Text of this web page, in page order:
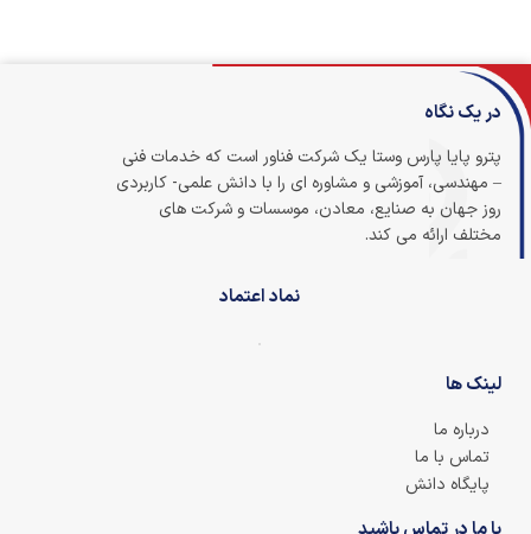
در یک نگاه
پترو پایا پارس وستا یک شرکت فناور است که خدمات فنی
– مهندسی، آموزشی و مشاوره ای را با دانش علمی- کاربردی
روز جهان به صنایع، معادن، موسسات و شرکت های
مختلف ارائه می کند.
نماد اعتماد
لینک ها
درباره ما
تماس با ما
پایگاه دانش